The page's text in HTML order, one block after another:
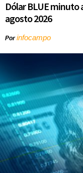
Dólar BLUE minuto
agosto 2026
Porinfocampo